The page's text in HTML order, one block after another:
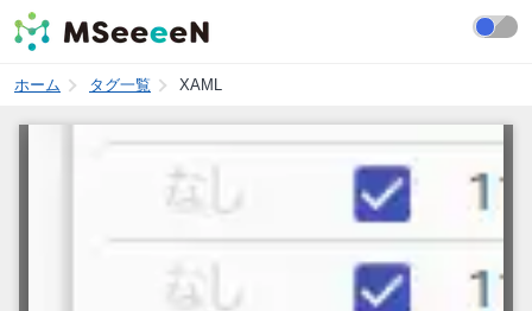
ホーム タグ一覧 XAML